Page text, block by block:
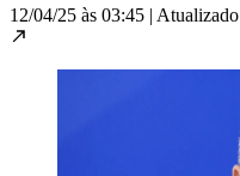
12/04/25 às 03:45 | Atualizado